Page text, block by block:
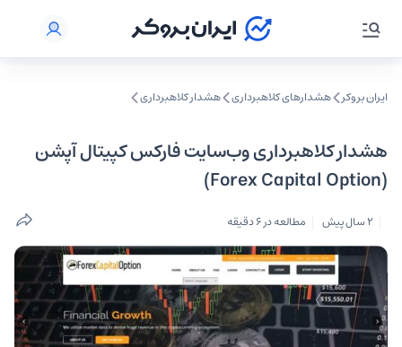
ایران بروکر هشدارهای کلاهبرداری هشدار کلاهبرداری
هشدار کلاهبرداری وب‌سایت فارکس کپیتال آپشن
(Forex Capital Option)
2 سال پیش مطالعه در 6 دقیقه